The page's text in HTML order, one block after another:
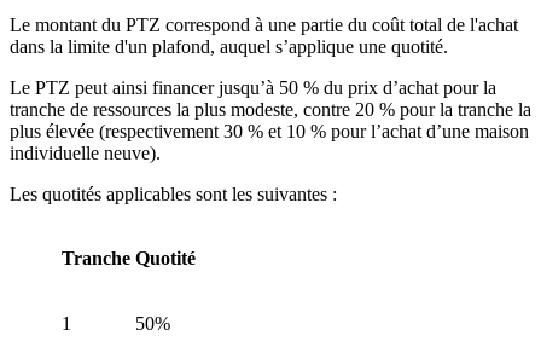
Le montant du PTZ correspond à une partie du coût total de l'achat
dans la limite d'un plafond, auquel s’applique une quotité.
Le PTZ peut ainsi financer jusqu’à 50 % du prix d’achat pour la
tranche de ressources la plus modeste, contre 20 % pour la tranche la
plus élevée (respectivement 30 % et 10 % pour l’achat d’une maison
individuelle neuve).
Les quotités applicables sont les suivantes :
Tranche Quotité
1 50%